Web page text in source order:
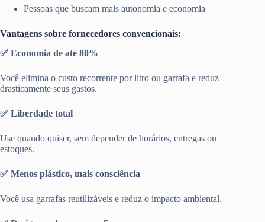
Pessoas que buscam mais autonomia e economia
Vantagens sobre fornecedores convencionais:
✅ Economia de até 80%
Você elimina o custo recorrente por litro ou garrafa e reduz
drasticamente seus gastos.
✅ Liberdade total
Use quando quiser, sem depender de horários, entregas ou
estoques.
✅ Menos plástico, mais consciência
Você usa garrafas reutilizáveis e reduz o impacto ambiental.